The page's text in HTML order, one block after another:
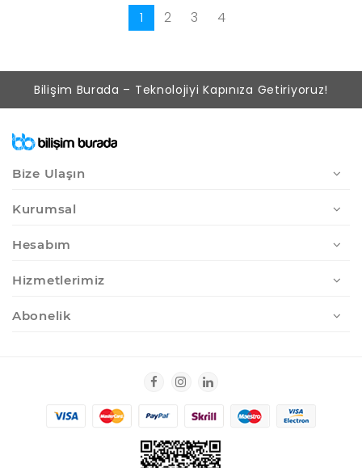
1
2 3 4
Bilişim Burada – Teknolojiyi Kapınıza Getiriyoruz!
Bize Ulaşın
Kurumsal
Hesabım
Hizmetlerimiz
Abonelik